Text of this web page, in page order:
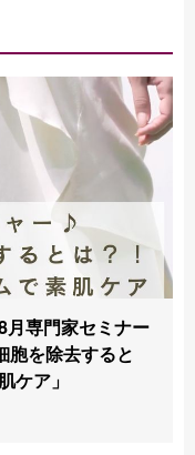
月専門家セミナー
胞を除去すると
ケア」